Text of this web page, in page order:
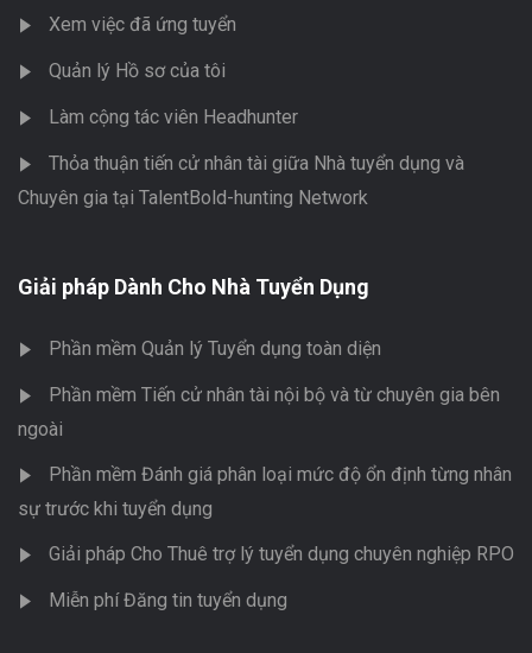
Xem việc đã ứng tuyển
Quản lý Hồ sơ của tôi
Làm cộng tác viên Headhunter
Thỏa thuận tiến cử nhân tài giữa Nhà tuyển dụng và
Chuyên gia tại TalentBold-hunting Network
Giải pháp Dành Cho Nhà Tuyển Dụng
Phần mềm Quản lý Tuyển dụng toàn diện
Phần mềm Tiến cử nhân tài nội bộ và từ chuyên gia bên
ngoài
Phần mềm Đánh giá phân loại mức độ ổn định từng nhân
sự trước khi tuyển dụng
Giải pháp Cho Thuê trợ lý tuyển dụng chuyên nghiệp RPO
Miễn phí Đăng tin tuyển dụng